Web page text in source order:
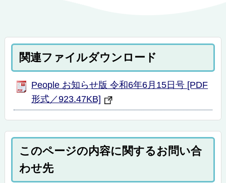
関連ファイルダウンロード
People お知らせ版 令和6年6月15日号 [PDF
形式／923.47KB]
このページの内容に関するお問い合
わせ先